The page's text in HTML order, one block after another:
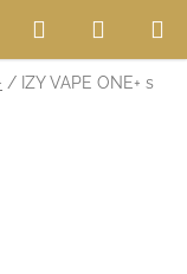
Hledat
KOŠÍK
/ IZY VAPE ONE+ s